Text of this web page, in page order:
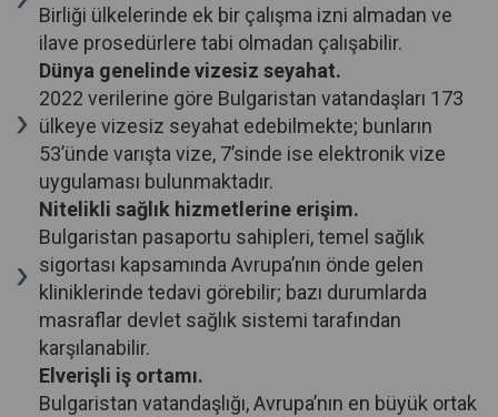
Birliği ülkelerinde ek bir çalışma izni almadan ve
ilave prosedürlere tabi olmadan çalışabilir.
Dünya genelinde vizesiz seyahat.
2022 verilerine göre Bulgaristan vatandaşları 173
ülkeye vizesiz seyahat edebilmekte; bunların
53’ünde varışta vize, 7’sinde ise elektronik vize
uygulaması bulunmaktadır.
Nitelikli sağlık hizmetlerine erişim.
Bulgaristan pasaportu sahipleri, temel sağlık
sigortası kapsamında Avrupa’nın önde gelen
kliniklerinde tedavi görebilir; bazı durumlarda
masraflar devlet sağlık sistemi tarafından
karşılanabilir.
Elverişli iş ortamı.
Bulgaristan vatandaşlığı, Avrupa’nın en büyük ortak